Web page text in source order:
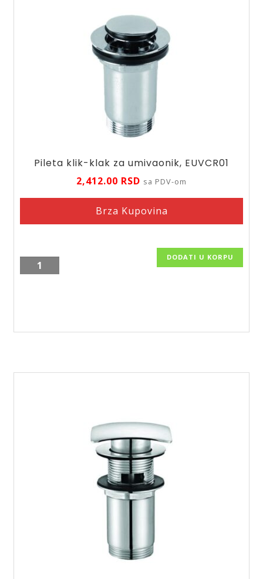
Pileta klik-klak za umivaonik, EUVCR01
2,412.00 RSD sa PDV-om
Brza Kupovina
Pileta
klik-
EUVCR01
DODATI U KORPU